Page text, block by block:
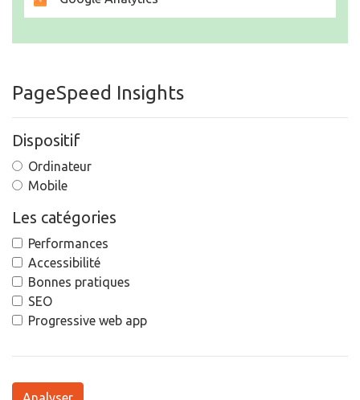
PageSpeed Insights
Dispositif
Ordinateur
Mobile
Les catégories
Performances
Accessibilité
Bonnes pratiques
SEO
Progressive web app